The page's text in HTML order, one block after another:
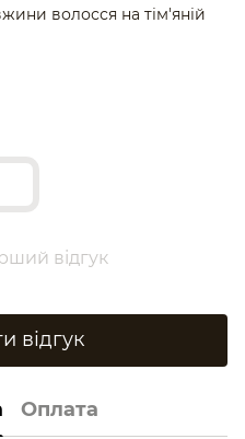
волосся на тім'яній
відгук
відгук
Оплата